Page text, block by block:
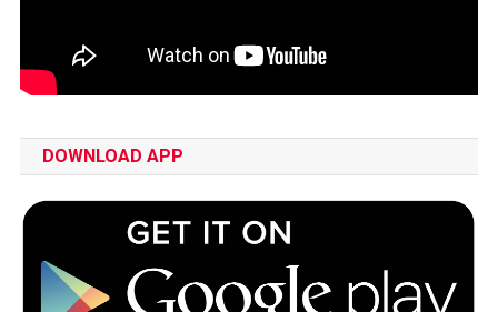
DOWNLOAD APP